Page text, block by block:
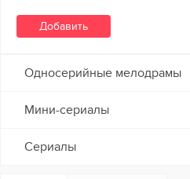
Односерийные мелодрамы
Мини-сериалы
Сериалы